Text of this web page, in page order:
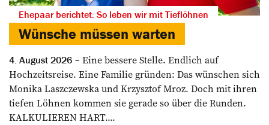
Ehepaar berichtet: So leben wir mit Tieflöhnen
Wünsche müssen warten
4. August 2026
Eine bessere Stelle. Endlich auf
Hochzeitsreise. Eine Familie gründen: Das wünschen sich
Monika Laszczewska und Krzysztof Mroz. Doch mit ihren
tiefen Löhnen kommen sie gerade so über die Runden.
KALKULIEREN HART....